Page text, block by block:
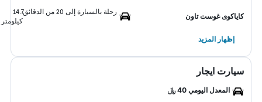
كاياكوى غوست تاون
رحلة بالسيارة إلى 20 من الدقائق
14.7
كيلومتر
إظهار المزيد
سيارت ايجار
المعدل اليومي 40 ﷼